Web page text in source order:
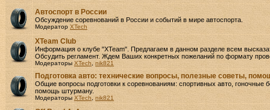
Автоспорт в России
Обсуждение соревнований в России и событий в мире автоспорта.
Модератор XTech
XTeam Club
Информация о клубе "XTeam". Предлагаем в данном разделе всем
Обсудить регламент. Ждем Ваших конкретных пожеланий по формату
Модераторы XTech nik821
Подготовка авто: технические вопросы, полезные советы,
Общие вопросы подготовки к соревнованиям: спортивных авто, гоночные
помощь штурману.
Модераторы XTech nik821